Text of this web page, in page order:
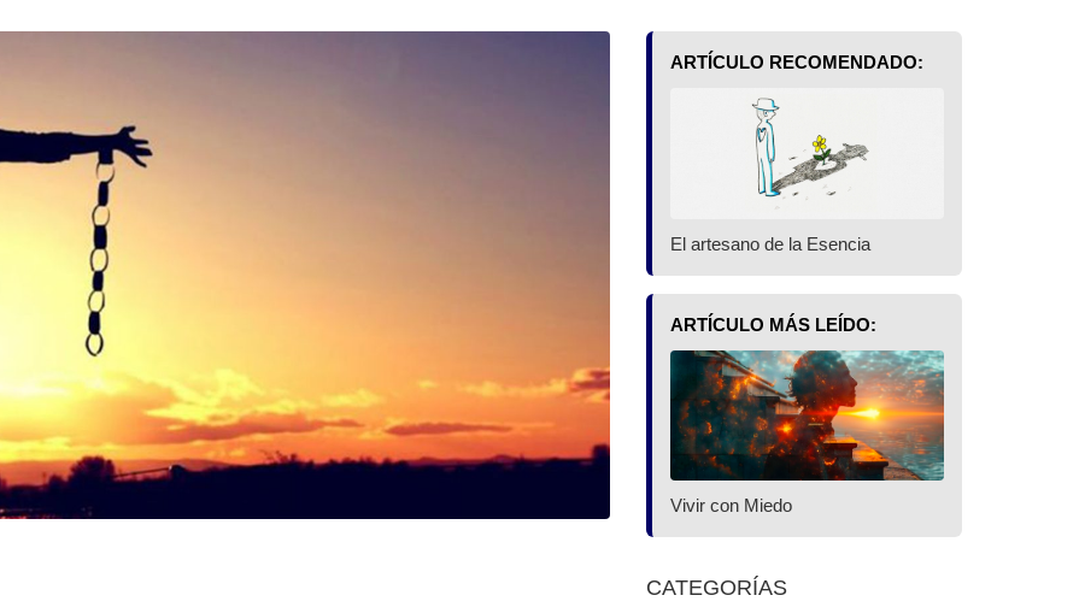
ARTÍCULO RECOMENDADO:
El artesano de la Esencia
ARTÍCULO MÁS LEÍDO:
Vivir con Miedo
CATEGORÍAS